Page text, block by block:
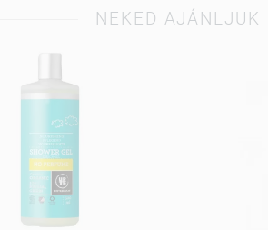
NEKED AJÁNLJUK